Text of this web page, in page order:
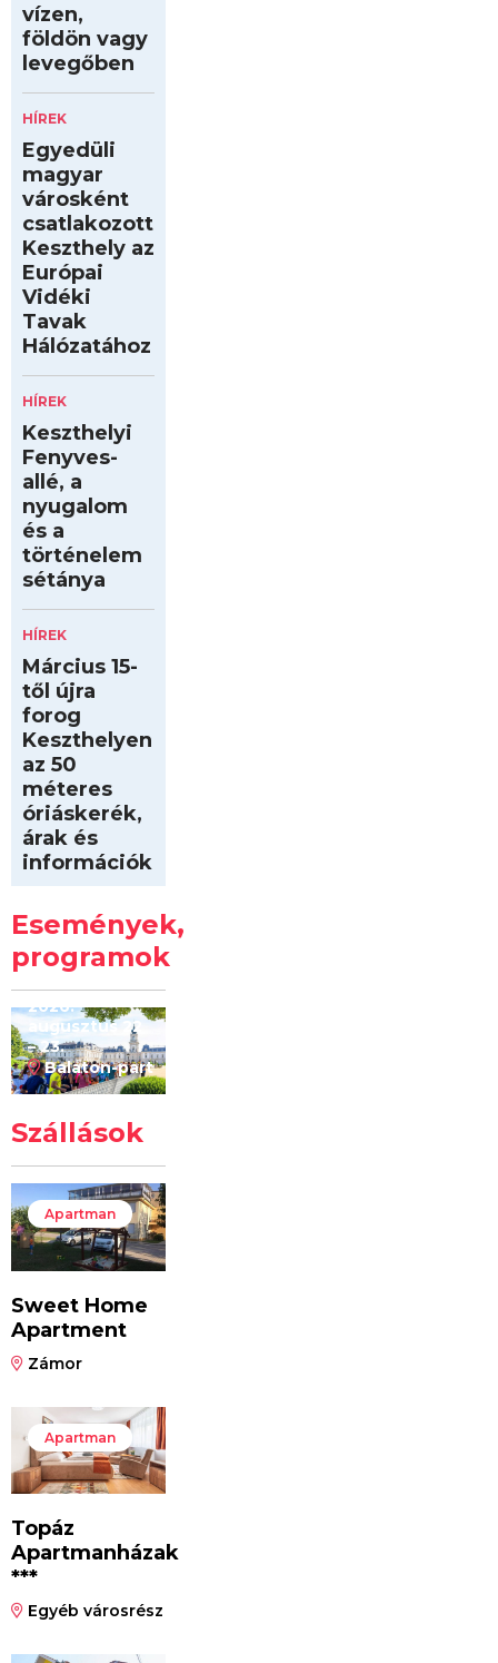
vízen,
földön vagy
levegőben
HÍREK
Egyedüli
magyar
városként
csatlakozott
Keszthely az
Európai
Vidéki
Tavak
Hálózatához
HÍREK
Keszthelyi
Fenyves-
allé, a
nyugalom
és a
történelem
sétánya
HÍREK
Március 15-
től újra
forog
Keszthelyen
az 50
méteres
óriáskerék,
árak és
információk
Események,
programok
Kilóméterek
2026
2026.
augusztus 22
– 23.
Balaton-part
Szállások
Apartman
Sweet Home
Apartment
Zámor
Apartman
Topáz
Apartmanházak
***
Egyéb városrész